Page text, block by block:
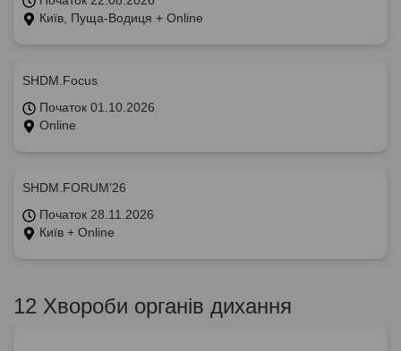
Київ, Пуща-Водиця + Online
SHDM.Focus
Початок 01.10.2026
Online
SHDM.FORUM’26
Початок 28.11.2026
Київ + Online
12 Хвороби органів дихання